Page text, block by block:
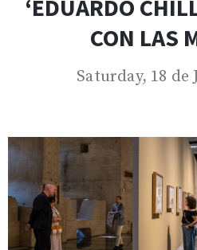
‘EDUARDO
CON LAS
Saturday, 18 de